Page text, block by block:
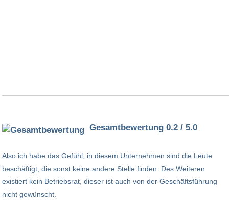
Gesamtbewertung 0.2 / 5.0
Also ich habe das Gefühl, in diesem Unternehmen sind die Leute
beschäftigt, die sonst keine andere Stelle finden. Des Weiteren
existiert kein Betriebsrat, dieser ist auch von der Geschäftsführung
nicht gewünscht.